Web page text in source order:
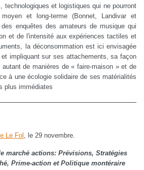
technologiques et logistiques qui ne pourront
et long-terme (Bonnet, Landivar et
enquêtes des amateurs de musique qui
et de l'intensité aux expériences tactiles et
la déconsommation est ici envisagée
impliquant sur ses attachements, sa façon
de manières de « faire-maison » et de
à une écologie solidaire de ses matérialités
plus immédiates
Le Fol , le 29 novembre.
marché actions: Prévisions, Stratégies
Prime-action et Politique montéraire